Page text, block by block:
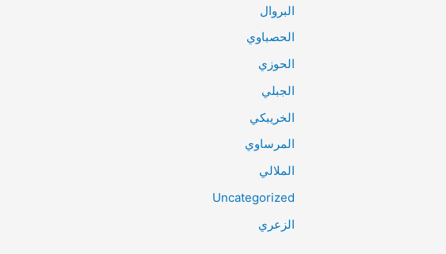
البروال
الحصباوي
الحوزي
الجبلي
الخريبكي
المرساوي
الملالي
Uncategorized
الزعري